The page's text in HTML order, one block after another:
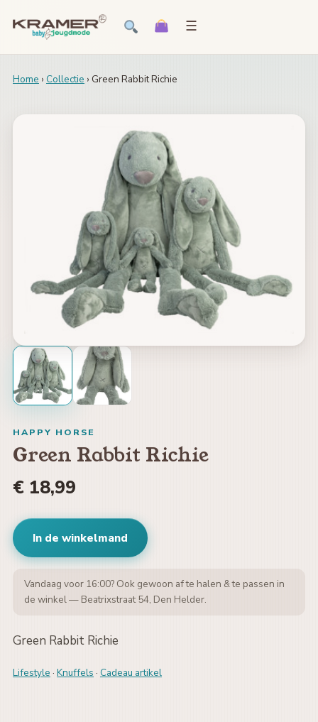
☰
Home › Collectie › Green Rabbit Richie
HAPPY HORSE
Green Rabbit Richie
€ 18,99
In de winkelmand
Vandaag voor 16:00? Ook gewoon af te halen & te passen in
de winkel — Beatrixstraat 54, Den Helder.
Green Rabbit Richie
Lifestyle · Knuffels · Cadeau artikel